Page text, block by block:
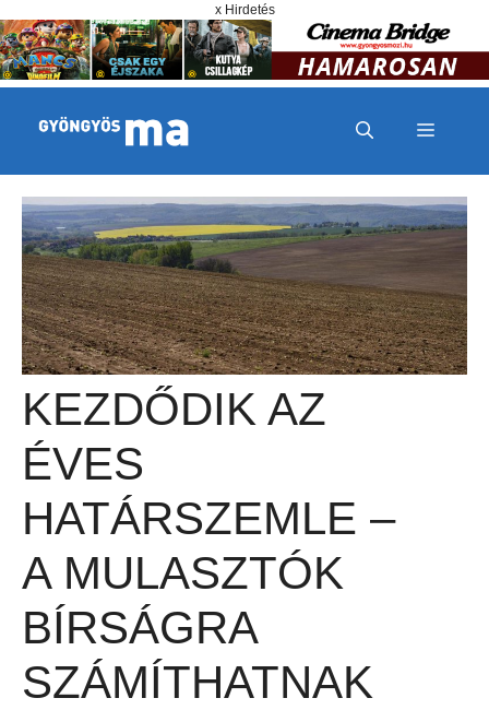
x Hirdetés
MENÜ
KEZDŐDIK AZ
ÉVES
HATÁRSZEMLE –
A MULASZTÓK
BÍRSÁGRA
SZÁMÍTHATNAK